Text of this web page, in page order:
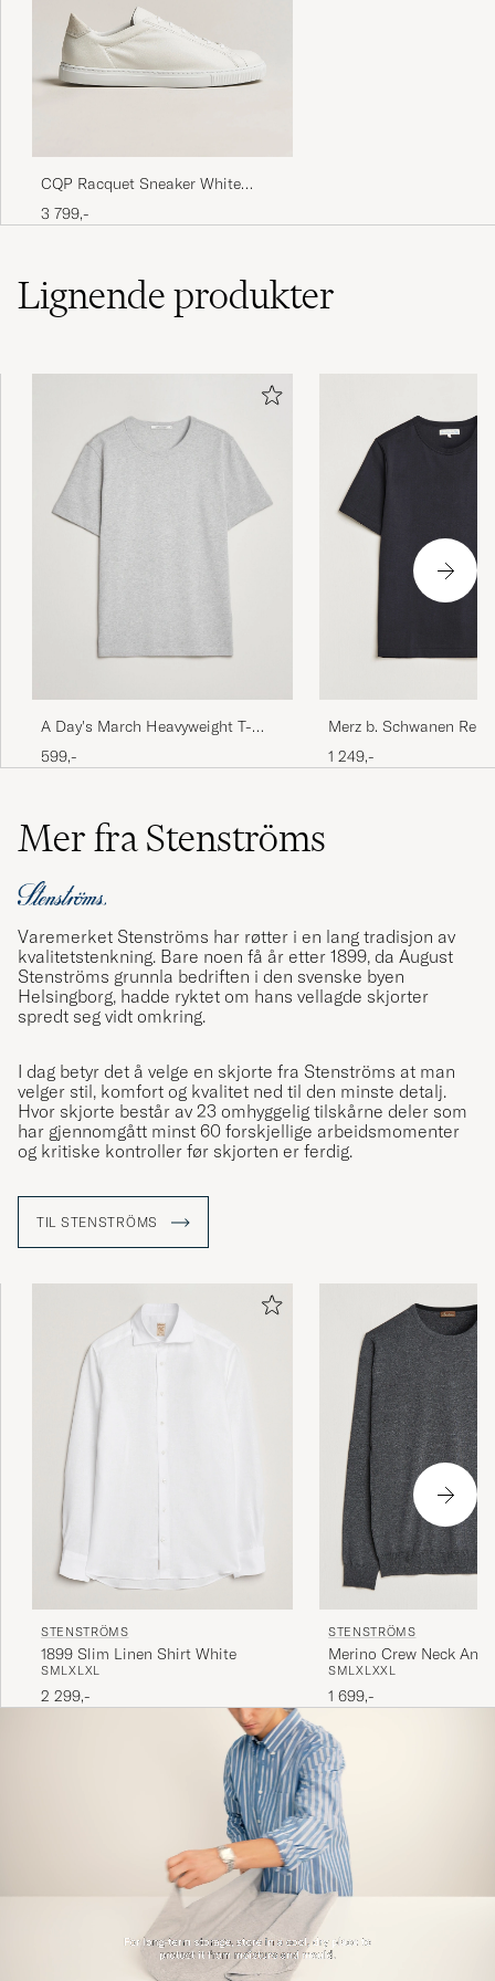
CQP Racquet Sneaker White
Leather
3 799,-
Lignendeprodukter
A Day's March Heavyweight T-
Shirt Grey Melange
599,-
Merz b. Schwanen
Loopwheeled T-Shirt
1 249,-
Mer fra Stenströms
Varemerket Stenströms har røtter i en lang tradisjon av
kvalitetstenkning. Bare noen få år etter 1899, da August
Stenströms grunnla bedriften i den svenske byen
Helsingborg, hadde ryktet om hans vellagde skjorter
spredt seg vidt omkring.
I dag betyr det å velge en skjorte fra Stenströms at man
velger stil, komfort og kvalitet ned til den minste detalj.
Hvor skjorte består av 23 omhyggelig tilskårne deler som
har gjennomgått minst 60 forskjellige arbeidsmomenter
og kritiske kontroller før skjorten er ferdig.
TIL STENSTRÖMS
STENSTRÖMS
1899 Slim Linen Shirt White
SMLXL XL
2 299,-
STENSTRÖMS
Merino Crew Neck
SMLXL XXL
1 699,-